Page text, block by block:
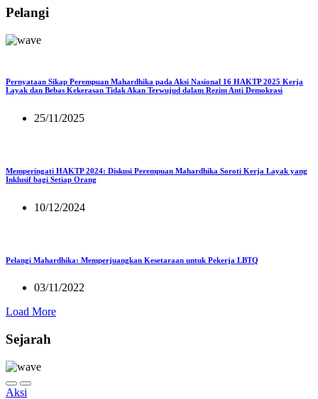
Pelangi
Pernyataan Sikap Perempuan Mahardhika pada Aksi Nasional 16 HAKTP 2025 Kerja
Layak dan Bebas Kekerasan Tidak Akan Terwujud dalam Rezim Anti Demokrasi
25/11/2025
Memperingati HAKTP 2024: Diskusi Perempuan Mahardhika Soroti Kerja Layak yang
Inklusif bagi Setiap Orang
10/12/2024
Pelangi Mahardhika: Memperjuangkan Kesetaraan untuk Pekerja LBTQ
03/11/2022
Load More
Sejarah
Aksi